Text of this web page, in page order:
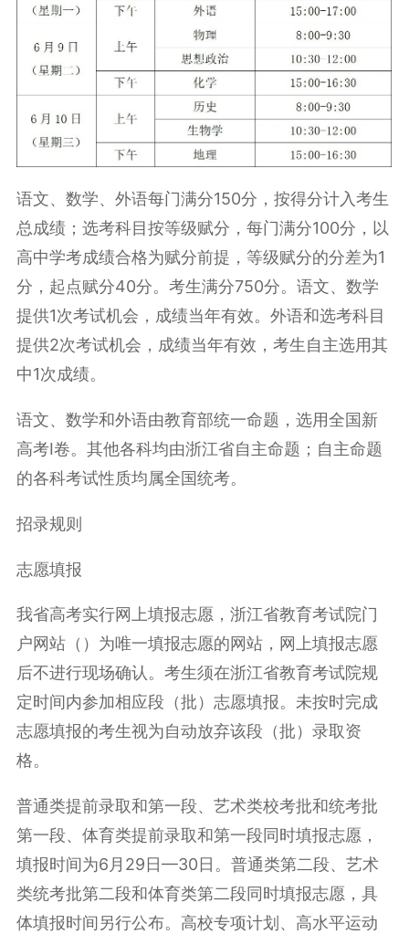
语文、数学、外语每门满分150分，按得分计入考生
总成绩；选考科目按等级赋分 ，每门满分100分，以
高中学考成绩合格为赋分前提，等级赋分的分差为1
分，起点赋分40分。考生满分750分。语文、数学
提供1次考试机会，成绩当年有效。外语和选考科目
提供2次考试机会，成绩当年有效，考生自主选用其
中1次成绩。
语文、数学和外语由教育部统一命题，选用全国新
高考Ⅰ卷。其他各科均由浙江省自主命题；自主命题
的各科考试性质均属全国统考。
招录规则
志愿填报
我省高考实行网上填报志愿，浙江省教育考试院门
户网站（）为唯一填报志愿的网站，网上填报志愿
后不进行现场确认。考生须在浙江省教育考试院规
定时间内参加相应段（批）志愿填报。未按时完成
志愿填报的考生视为自动放弃该段（批）录取资
格。
普通类提前录取和第一段、艺术类校考批和统考批
第一段、体育类提前录取和第一段同时填报志愿，
填报时间为6月29日—30日。普通类第二段、艺术
类统考批第二段和体育类第二段同时填报志愿，具
体填报时间另行公布。高校专项计划、高水平运动